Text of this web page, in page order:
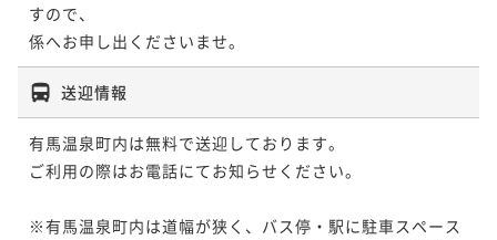
すので、
送迎情報
有馬温泉町内は無料で送迎しております。
ご利用の際はお電話にてお知らせください。
※有馬温泉町内は道幅が狭く、バス停・駅に駐車スペース